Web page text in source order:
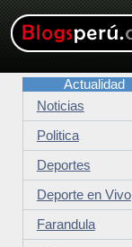
Actualidad
Noticias
Politica
Deportes
Deporte en Vivo
Farandula